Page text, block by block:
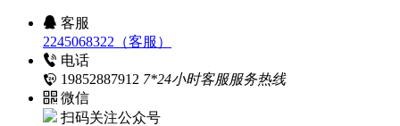
客服
2245068322（客服）
电话
19852887912 7*24小时客服服务热线
微信
扫码关注公众号